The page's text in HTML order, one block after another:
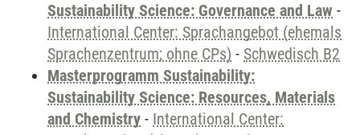
Sustainability Science: Governance and Law -
International Center: Sprachangebot (ehemals
Sprachenzentrum; ohne CPs) - Schwedisch B2
Masterprogramm Sustainability:
Sustainability Science: Resources, Materials
and Chemistry - International Center: